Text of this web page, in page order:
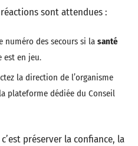
sont attendues :
numéro des secours si la santé
est en jeu.
la direction de l’organisme
plateforme dédiée du Conseil
préserver la confiance, la